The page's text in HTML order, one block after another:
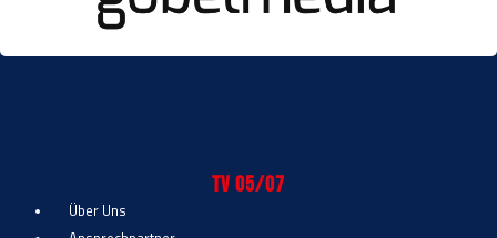
TV 05/07
Über Uns